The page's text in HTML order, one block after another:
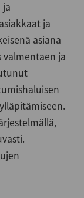
ja
ja
asiana
valmentaen ja